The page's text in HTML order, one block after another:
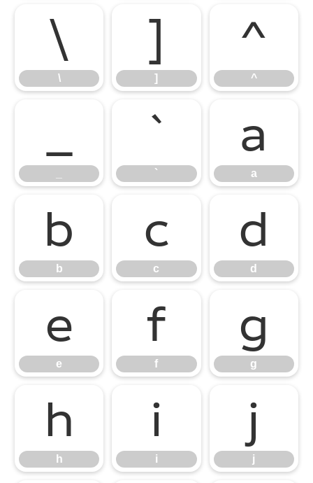
\
\
]
]
^
^
_ `
`
a
a
b
b
c
c
d
d
e
e
f
f
g
g
h
h
i
i
j
j